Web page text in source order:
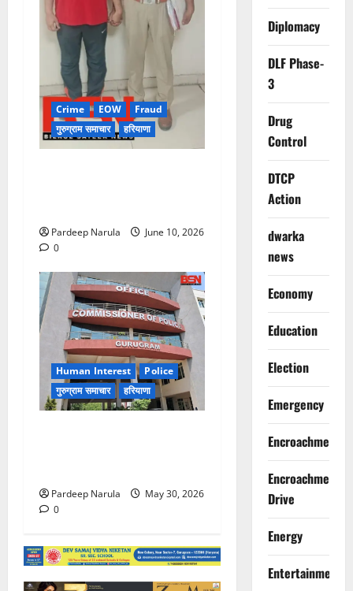
Crime EOW
Fraud
गुरुग्राम समाचार
हरियाणा
Pardeep Narula
June 10, 2026
0
Human Interest
Police
गुरुग्राम समाचार
हरियाणा
Pardeep Narula
May 30, 2026
0
Diplomacy
DLF Phase-
3
Drug
Control
DTCP
Action
dwarka
news
Economy
Education
Election
Emergency
Encroachment
Encroachment
Drive
Energy
Entertainment